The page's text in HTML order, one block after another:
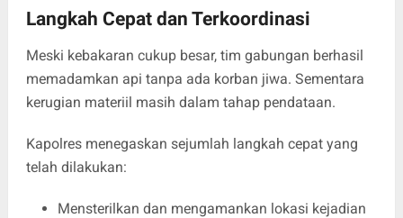
Langkah Cepat dan Terkoordinasi
Meski kebakaran cukup besar, tim gabungan berhasil
memadamkan api tanpa ada korban jiwa. Sementara
kerugian materiil masih dalam tahap pendataan.
Kapolres menegaskan sejumlah langkah cepat yang
telah dilakukan:
Mensterilkan dan mengamankan lokasi kejadian